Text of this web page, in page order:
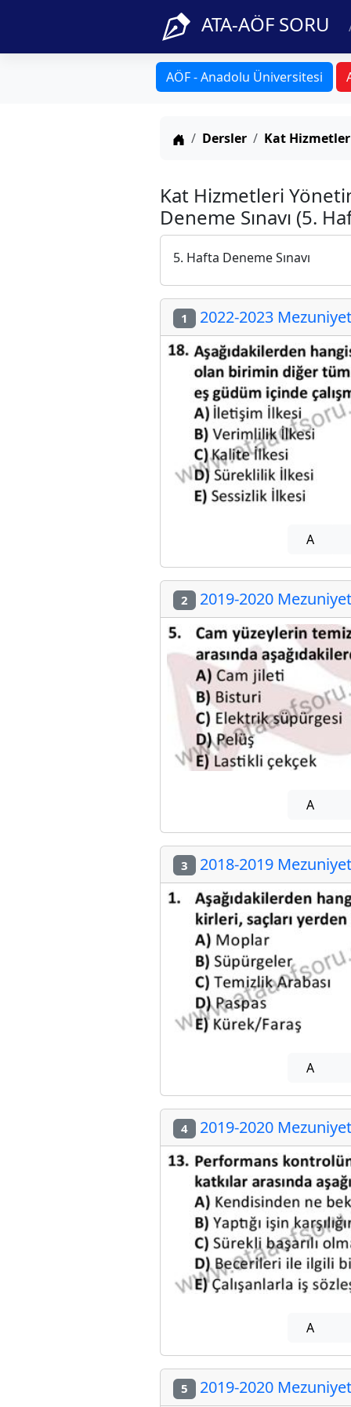
ATA-AÖF SORU
AÖF - Anadolu Üniversitesi
Anasayfa
Dersler Kat
Kat Hizmetleri
Deneme Sınavı (5.
5. Hafta Deneme Sınavı
1 2022-2023 Mezuniyet
A
2 2019-2020 Mezuniyet
A
3 2018-2019 Mezuniyet
A
4 2019-2020 Mezuniyet
A
5 2019-2020 Mezuniyet